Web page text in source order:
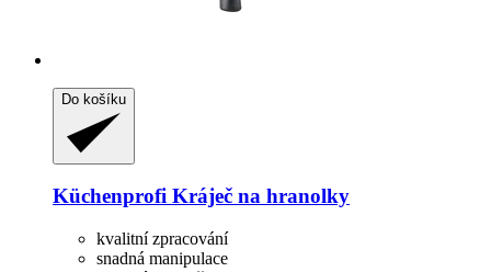
Do košíku
Küchenprofi Kráječ na hranolky
kvalitní zpracování
snadná manipulace